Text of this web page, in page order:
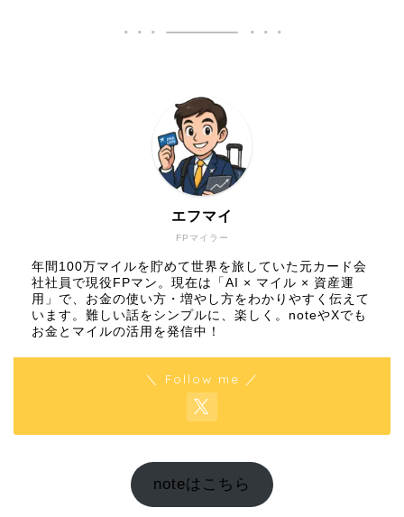
FPマイラー
エフマイ
年間100万マイルを貯めて世界を旅していた元カード会
社社員で現役FPマン。現在は「AI × マイル × 資産運
用」で、お金の使い方・増やし方をわかりやすく伝えて
います。難しい話をシンプルに、楽しく。noteやXでも
お金とマイルの活用を発信中！
＼ Follow me ／
noteはこちら